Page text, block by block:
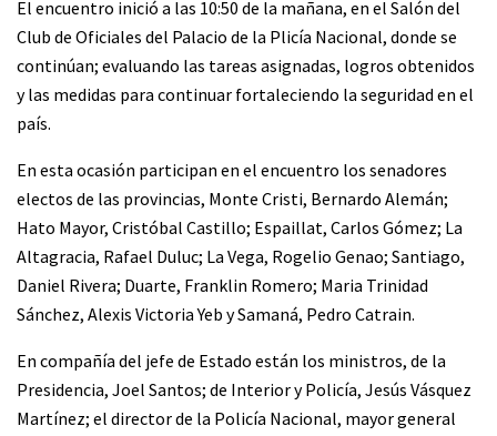
El encuentro inició a las 10:50 de la mañana, en el Salón del
Club de Oficiales del Palacio de la Plicía Nacional, donde se
continúan; evaluando las tareas asignadas, logros obtenidos
y las medidas para continuar fortaleciendo la seguridad en el
país.
En esta ocasión participan en el encuentro los senadores
electos de las provincias, Monte Cristi, Bernardo Alemán;
Hato Mayor, Cristóbal Castillo; Espaillat, Carlos Gómez; La
Altagracia, Rafael Duluc; La Vega, Rogelio Genao; Santiago,
Daniel Rivera; Duarte, Franklin Romero; Maria Trinidad
Sánchez, Alexis Victoria Yeb y Samaná, Pedro Catrain.
En compañía del jefe de Estado están los ministros, de la
Presidencia, Joel Santos; de Interior y Policía, Jesús Vásquez
Martínez; el director de la Policía Nacional, mayor general